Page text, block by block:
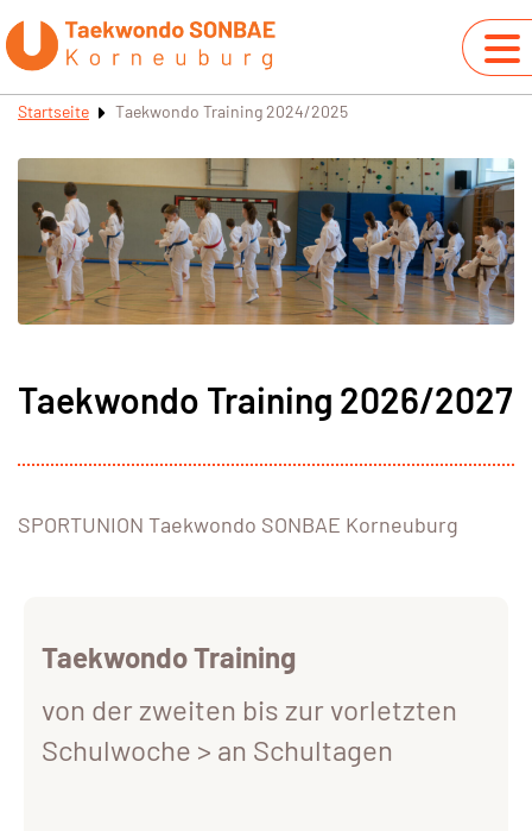
Startseite Taekwondo Training 2024/2025
Taekwondo Training 2026/2027
SPORTUNION Taekwondo SONBAE Korneuburg
Taekwondo Training
von der zweiten bis zur vorletzten
Schulwoche > an Schultagen